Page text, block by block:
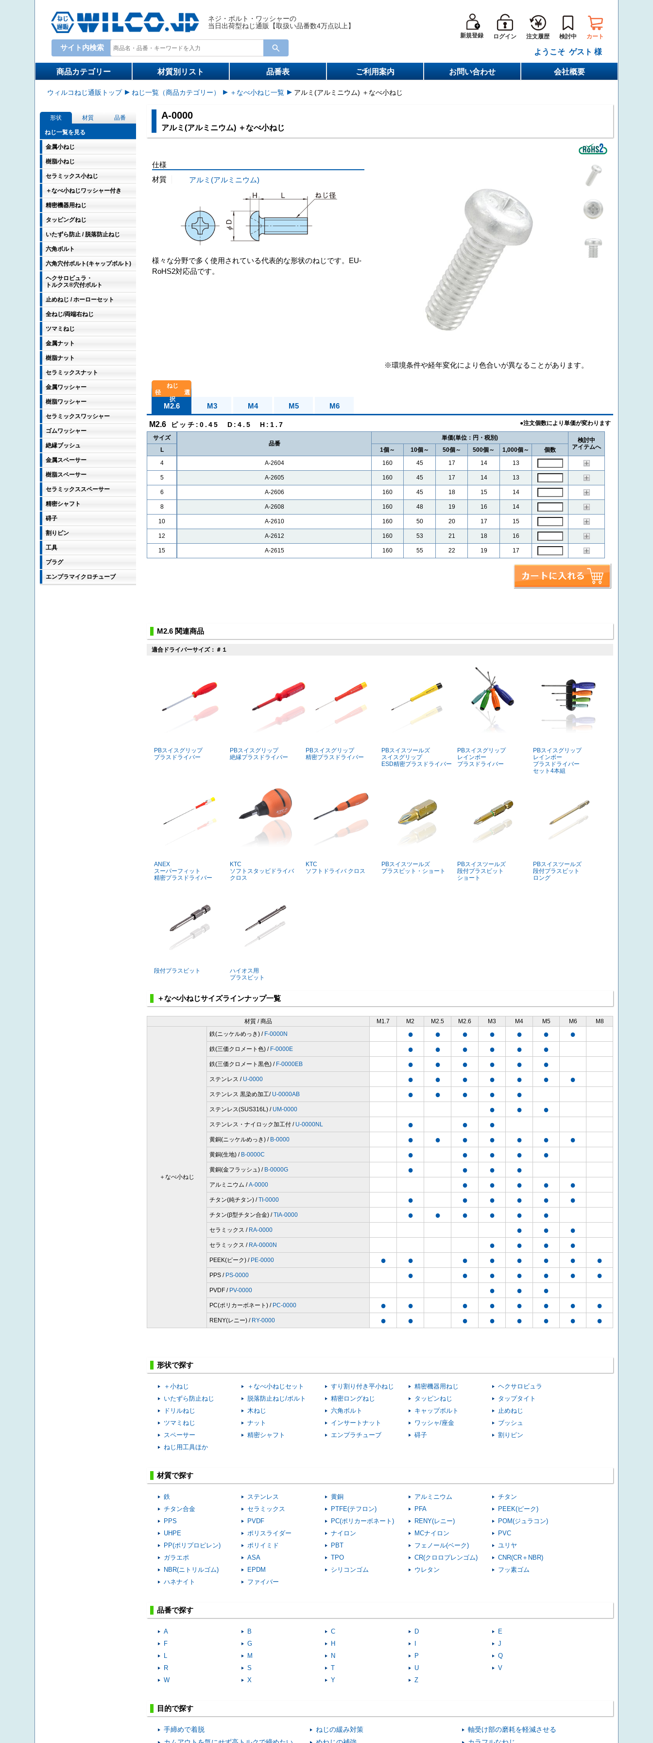
ネジ・ボルト・ワッシャーの
当日出荷型ねじ通販【取扱い品番数4万点以上】
新規登録 ログイン 注文履歴 検討中 カート
ようこそ ゲスト 様
商品カテゴリー 材質別リスト 品番表 ご利用案内 お問い合わせ 会社概要
サイト内検索 検索キーワード入力
ウィルコねじ通販トップ ねじ一覧（商品カテゴリー） ＋なべ小ねじ一覧 アルミ(アルミニウム) ＋なべ小ねじ
形状 材質 品番
ねじ一覧を見る
金属小ねじ
樹脂小ねじ
セラミックス小ねじ
＋なべ小ねじワッシャー付き
精密機器用ねじ
タッピングねじ
いたずら防止 / 脱落防止ねじ
六角ボルト
六角穴付ボルト(キャップボルト)
ヘクサロビュラ・
トルクス®穴付ボルト
止めねじ / ホーローセット
全ねじ/両端右ねじ
ツマミねじ
金属ナット
樹脂ナット
セラミックスナット
金属ワッシャー
樹脂ワッシャー
セラミックスワッシャー
ゴムワッシャー
絶縁ブッシュ
金属スペーサー
樹脂スペーサー
セラミックススペーサー
精密シャフト
碍子
割りピン
工具
プラグ
エンプラマイクロチューブ
A-0000
アルミ(アルミニウム) ＋なべ小ねじ
仕様
材質
アルミ(アルミニウム)
様々な分野で多く使用されている代表的な形状のねじです。EU-
RoHS2対応品です。
※環境条件や経年変化により色合いが異なることがあります。
M2.6 M3 M4 M5 M6
M2.6 ピッチ:0.45 D:4.5 H:1.7
サイズ
品番
単価
検討中
アイテムへ
L 1個～ 10個～ 50個～ 500個～ 1,000個～
個数
4
A-2604 160 45 17 14 13
5 A-2605 160 45 17 14 13
6 A-2606 160 45 18 15 14
8 A-2608 160 48 19 16 14
10 A-2610 160 50 20 17 15
12 A-2612 160 53 21 18 16
15 A-2615 160 55 22 19 17
M2.6 関連商品
適合ドライバーサイズ：＃１
PBスイスグリップ
プラスドライバー
PBスイスグリップ
絶縁プラスドライバー
PBスイスグリップ
精密プラスドライバー
PBスイスツールズ
スイスグリップ
ESD精密プラスドライバー
PBスイスグリップ
レインボー
プラスドライバー
PBスイスグリップ
レインボー
プラスドライバー
セット4本組
ANEX
スーパーフィット
精密プラスドライバー
KTC
ソフトスタッビドライバ
クロス
KTC
ソフトドライバ クロス
PBスイスツールズ
プラスビット・ショート
PBスイスツールズ
段付プラスビット
ショート
PBスイスツールズ
段付プラスビット
ロング
段付プラスビット
ハイオス用
プラスビット
＋なべ小ねじサイズラインナップ一覧
材質 / 商品 M1.7 M2 M2.5 M2.6 M3 M4 M5 M6 M8
＋なべ小ねじ
鉄(ニッケルめっき) / F-0000N ● ● ● ● ● ● ●
鉄(三価クロメート色) / F-0000E ● ● ● ● ● ●
鉄(三価クロメート黒色) / F-0000EB ● ● ● ● ● ●
ステンレス / U-0000 ● ● ● ● ● ● ●
ステンレス 黒染め加工/ U-0000AB ● ● ● ● ●
ステンレス(SUS316L) / UM-0000 ● ● ●
ステンレス・ナイロック加工付 / U-0000NL ● ● ●
黄銅(ニッケルめっき) / B-0000 ● ● ● ● ● ● ●
黄銅(生地) / B-0000C ● ● ● ● ●
黄銅(金フラッシュ) / B-0000G ● ● ● ●
アルミニウム /A-0000 ● ● ● ● ●
チタン(純チタン) /TI-0000 ● ● ● ● ● ●
チタン(β型チタン合金) /TIA-0000 ● ● ● ● ● ●
セラミックス / RA-0000 ● ● ●
セラミックス / RA-0000N ● ● ● ●
PEEK(ピーク) / PE-0000 ● ● ● ● ● ● ● ●
PPS / PS-0000 ● ● ● ● ● ● ●
PVDF / PV-0000 ● ● ●
PC(ポリカーボネート) / PC-0000 ● ● ● ● ● ● ● ●
RENY(レニー) / RY-0000 ● ● ● ● ● ● ● ●
形状で探す
＋小ねじ ＋なべ小ねじセット すり割り付き平小ねじ 精密機器用ねじ
ヘクサロビュラ
いたずら防止ねじ
脱落防止ねじ/ボルト 精密ロングねじ タッピンねじ
タップタイト
ドリルねじ
木ねじ 六角ボルト キャップボルト
止めねじ
ツマミねじ
ナット インサートナット ワッシャ/座金
ブッシュ
スペーサー
精密シャフト エンプラチューブ 碍子
割りピン
ねじ用工具ほか
材質で探す
鉄 ステンレス 黄銅 アルミニウム
チタン
チタン合金
セラミックス PTFE(テフロン) PFA
PEEK(ピーク)
PPS
PVDF PC(ポリカーボネート) RENY(レニー)
POM(ジュラコン)
UHPE
ポリスライダー ナイロン MCナイロン
PVC
PP(ポリプロピレン)
ポリイミド PBT フェノール(ベーク)
ユリヤ
ガラエポ
ASA TPO CR(クロロプレンゴム)
CNR(CR＋NBR)
NBR(ニトリルゴム)
EPDM シリコンゴム ウレタン
フッ素ゴム
ハネナイト
ファイバー
品番で探す
A B C D
E
F
G H
J
L
M N P
Q
R
S T U
V
W
X Y Z
目的で探す
手締めで着脱 ねじの緩み対策
軸受け部の磨耗を軽減させる